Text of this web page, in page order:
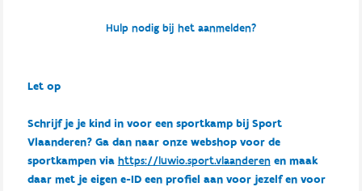
Hulp nodig bij het aanmelden?
Let op
Schrijf je je kind in voor een sportkamp bij Sport
Vlaanderen? Ga dan naar onze webshop voor de
sportkampen via https://luwio.sport.vlaanderenen maak
daar met je eigen e-ID een profiel aan voor jezelf en voor